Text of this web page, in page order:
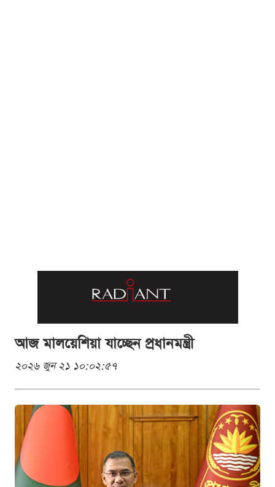
আজ মালয়েশিয়া যাচ্ছেন প্রধানমন্ত্রী
২০২৬ জুন ২১ ১০:০২:৫৭